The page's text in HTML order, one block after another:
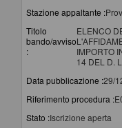
Stazione appaltante :
Titolo
bando/avviso
:
ELENCO
IMPORTO
14 DEL D.
Data pubblicazione :29/
Riferimento procedura :
Stato :Iscrizione aperta